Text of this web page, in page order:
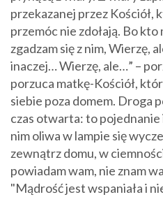
przekazanej przez Kościół,
przemóc nie zdołają. Bo kto
zgadzam się z nim, Wierzę,
inaczej… Wierzę, ale…” –
porzuca matkę-Kościół,
siebie poza domem. Droga
czas otwarta: to pojednanie
nim oliwa w lampie się
zewnątrz domu, w
powiadam wam, nie znam
"Mądrość jest wspaniała i